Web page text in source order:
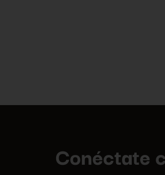
Conéctate